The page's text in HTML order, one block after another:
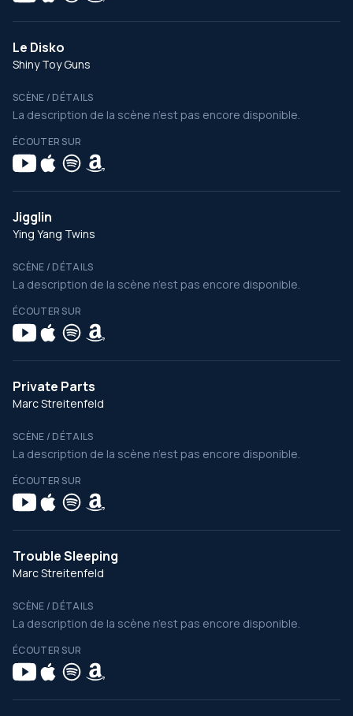
Le Disko
Shiny Toy Guns
SCÈNE / DÉTAILS
La description de la scène n’est pas encore disponible.
ÉCOUTER SUR
Jigglin
Ying Yang Twins
SCÈNE / DÉTAILS
La description de la scène n’est pas encore disponible.
ÉCOUTER SUR
Private Parts
Marc Streitenfeld
SCÈNE / DÉTAILS
La description de la scène n’est pas encore disponible.
ÉCOUTER SUR
Trouble Sleeping
Marc Streitenfeld
SCÈNE / DÉTAILS
La description de la scène n’est pas encore disponible.
ÉCOUTER SUR